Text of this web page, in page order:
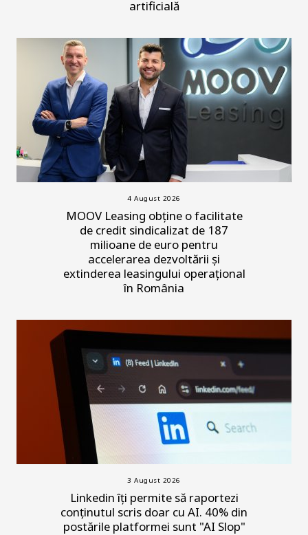
artificială
4 August 2026
MOOV Leasing obține o facilitate
de credit sindicalizat de 187
milioane de euro pentru
accelerarea dezvoltării și
extinderea leasingului operațional
în România
3 August 2026
Linkedin îți permite să raportezi
conținutul scris doar cu AI. 40% din
postările platformei sunt "AI Slop"